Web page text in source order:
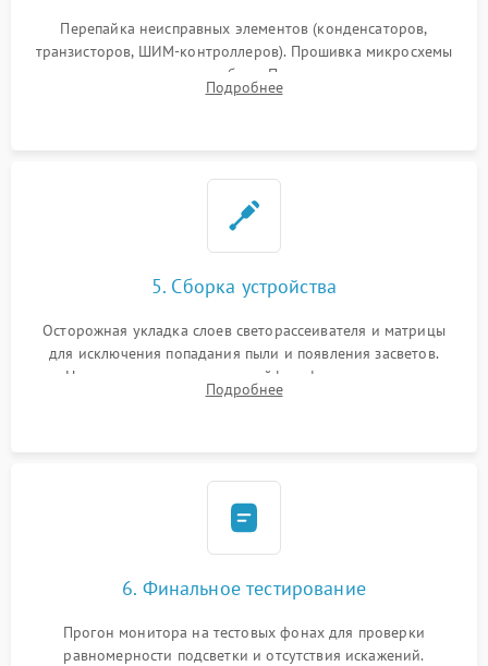
Перепайка неисправных элементов (конденсаторов,
транзисторов, ШИМ-контроллеров). Прошивка микросхемы
памяти при программных сбоях. При поломке подсветки —
разборка матрицы и замена выгоревших светодиодов.
Подробнее
5. Сборка устройства
Осторожная укладка слоев светорассеивателя и матрицы
для исключения попадания пыли и появления засветов.
Надежное подключение шлейфов, фиксация плат и
аккуратное защелкивание пластикового корпуса монитора.
Подробнее
6. Финальное тестирование
Прогон монитора на тестовых фонах для проверки
равномерности подсветки и отсутствия искажений.